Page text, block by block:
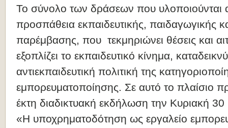
Το σύνολο των δράσεων που υλοποιούνται
προσπάθεια εκπαιδευτικής, παιδαγωγικής
παρέμβασης, που τεκμηριώνει θέσεις και
εξοπλίζει το εκπαιδευτικό κίνημα,
αντιεκπαιδευτική πολιτική της
εμπορευματοποίησης. Σε αυτό το πλαίσιο
έκτη διαδικτυακή εκδήλωση την Κυριακή
«Η υποχρηματοδότηση ως εργαλείο